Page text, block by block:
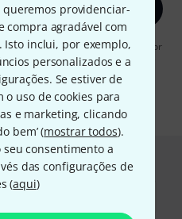
queremos providenciar-
compra agradável com
inclui, por exemplo,
personalizados e a
Se estiver de
o uso de cookies para
e marketing, clicando
bem’ (mostrar todos).
seu consentimento a
das configurações de
(aqui)
se agora
em receber publicidade por
a qualquer momento. Você pode
a newsletter na nossa
diretriz de
de dados.